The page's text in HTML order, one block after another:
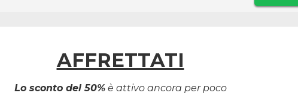
AFFRETTATI
Lo sconto del 50%è attivo ancora per poco